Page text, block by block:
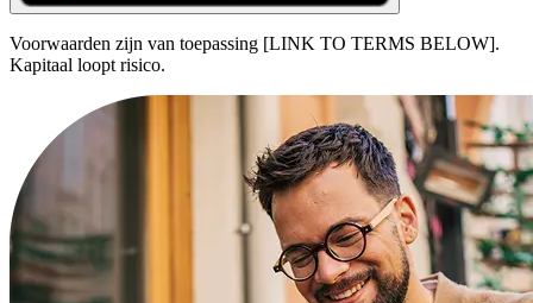
Voorwaarden zijn van toepassing [LINK TO TERMS BELOW].
Kapitaal loopt risico.